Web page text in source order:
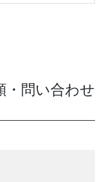
・問い合わせ